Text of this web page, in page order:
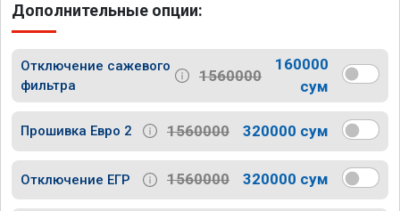
Дополнительные опции:
Отключение сажевого
фильтра
1560000
160000
сум
Прошивка Евро 2 1560000 320000 сум
Отключение ЕГР 1560000 320000 сум